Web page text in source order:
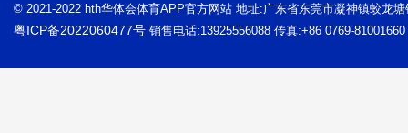
© 2021-2022 hth华体会体育APP官方网站 地址:广东省东莞市凝神镇蛟龙
粤ICP备2022060477号 销售电话:13925556088 传真:+86 0769-81001660